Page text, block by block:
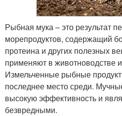
Рыбная мука – это результат
морепродуктов, содержащий
протеина и других полезных
применяют в животноводстве
Измельченные рыбные
последнее место среди.
высокую эффективность и
безвредными.